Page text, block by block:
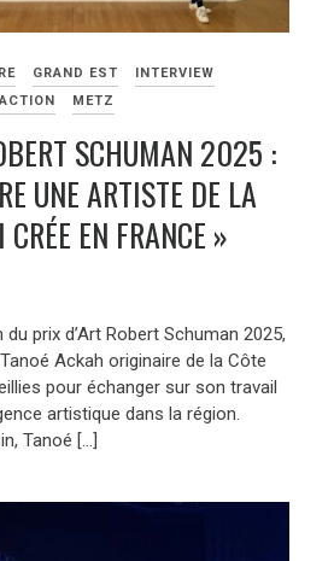
GRAND EST
INTERVIEW
METZ
SCHUMAN 2025 :
UNE ARTISTE DE LA
EN FRANCE »
prix d’Art Robert Schuman 2025,
Ackah originaire de la Côte
pour échanger sur son travail
artistique dans la région.
Tanoé […]